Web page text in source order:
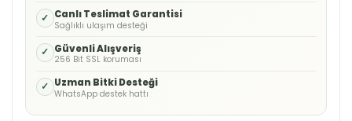
✓ Canlı Teslimat Garantisi
Sağlıklı ulaşım desteği
✓ Güvenli Alışveriş
256 Bit SSL koruması
✓ Uzman Bitki Desteği
WhatsApp destek hattı